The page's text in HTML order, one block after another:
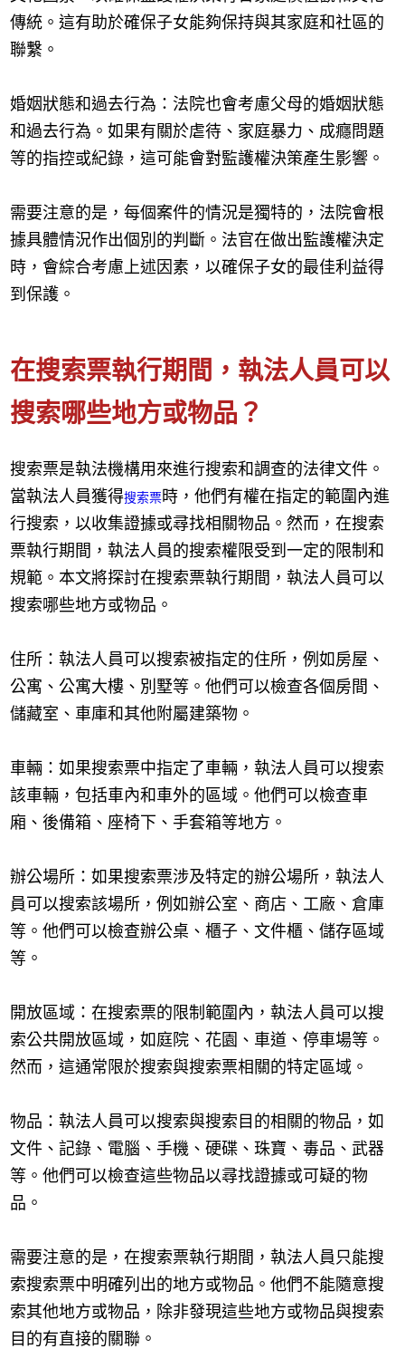
傳統。這有助於確保子女能夠保持與其家庭和社區的
聯繫。
婚姻狀態和過去行為：法院也會考慮父母的婚姻狀態
和過去行為。如果有關於虐待、家庭暴力、成癮問題
等的指控或紀錄，這可能會對監護權決策產生影響。
需要注意的是，每個案件的情況是獨特的，法院會根
據具體情況作出個別的判斷。法官在做出監護權決定
時，會綜合考慮上述因素，以確保子女的最佳利益得
到保護。
在搜索票執行期間，執法人員可以
搜索哪些地方或物品？
搜索票是執法機構用來進行搜索和調查的法律文件。
當執法人員獲得搜索票時，他們有權在指定的範圍內進
行搜索，以收集證據或尋找相關物品。然而，在搜索
票執行期間，執法人員的搜索權限受到一定的限制和
規範。本文將探討在搜索票執行期間，執法人員可以
搜索哪些地方或物品。
住所：執法人員可以搜索被指定的住所，例如房屋、
公寓、公寓大樓、別墅等。他們可以檢查各個房間、
儲藏室、車庫和其他附屬建築物。
車輛：如果搜索票中指定了車輛，執法人員可以搜索
該車輛，包括車內和車外的區域。他們可以檢查車
廂、後備箱、座椅下、手套箱等地方。
辦公場所：如果搜索票涉及特定的辦公場所，執法人
員可以搜索該場所，例如辦公室、商店、工廠、倉庫
等。他們可以檢查辦公桌、櫃子、文件櫃、儲存區域
等。
開放區域：在搜索票的限制範圍內，執法人員可以搜
索公共開放區域，如庭院、花園、車道、停車場等。
然而，這通常限於搜索與搜索票相關的特定區域。
物品：執法人員可以搜索與搜索目的相關的物品，如
文件、記錄、電腦、手機、硬碟、珠寶、毒品、武器
等。他們可以檢查這些物品以尋找證據或可疑的物
品。
需要注意的是，在搜索票執行期間，執法人員只能搜
索搜索票中明確列出的地方或物品。他們不能隨意搜
索其他地方或物品，除非發現這些地方或物品與搜索
目的有直接的關聯。